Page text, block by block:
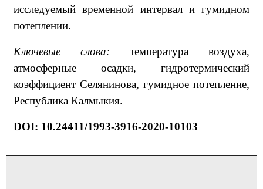
исследуемый временной интервал и гумидном
потеплении.
Ключевые слова:температура воздуха,
атмосферные осадки, гидротермический
коэффициент Селянинова, гумидное потепление,
Республика Калмыкия.
DOI: 10.24411/1993-3916-2020-10103